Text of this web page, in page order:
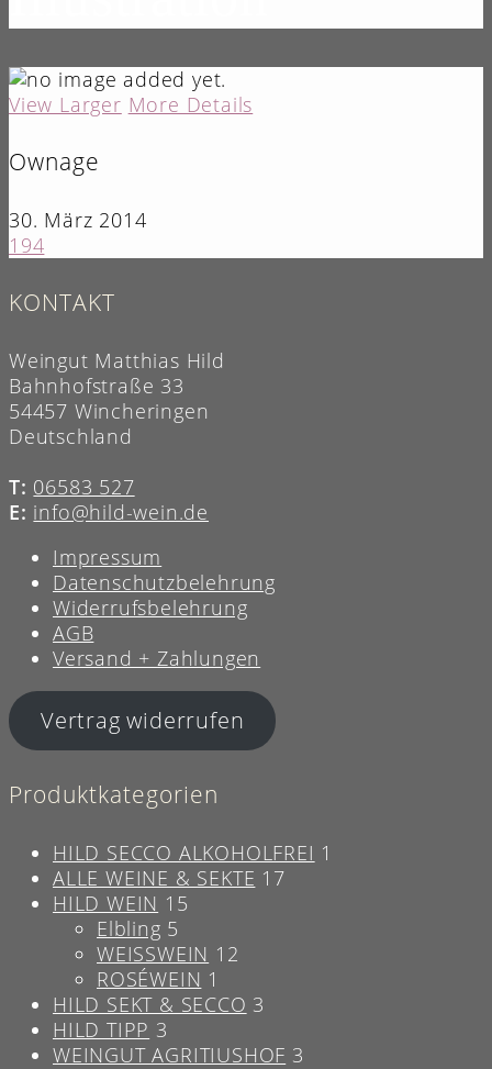
View Larger More Details
Ownage
30. März 2014
194
KONTAKT
Weingut Matthias Hild
Bahnhofstraße 33
54457 Wincheringen
Deutschland
T: 06583 527
E: info@hild-wein.de
Impressum
Datenschutzbelehrung
Widerrufsbelehrung
AGB
Versand + Zahlungen
Vertrag widerrufen
Produktkategorien
HILD SECCO ALKOHOLFREI 1
ALLE WEINE & SEKTE 17
HILD WEIN 15
Elbling 5
WEISSWEIN 12
ROSÉWEIN 1
HILD SEKT & SECCO 3
HILD TIPP 3
WEINGUT AGRITIUSHOF 3